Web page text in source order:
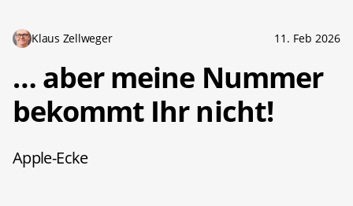
Klaus Zellweger 11. Feb 2026
… aber meine Nummer
bekommt Ihr nicht!
Apple-Ecke